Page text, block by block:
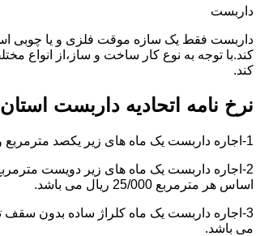
داربست
داربست فقط یک سازه موقت فلزی و یا چوبی
کند.با توجه به نوع کار ساخت و ساز،از انواع
کند.
نرخ نامه اتحادیه داربست
1-اجاره داربست یک ماه های زیر یکصد مترمربع و یا کمتر از یک ماه مقطوع 4/500/000 ریال می باشد.
اساس هر مترمربع 25/000 ریال می باشد.
می باشد.